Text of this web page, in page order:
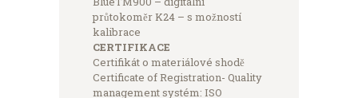
průtokoměr K24 – s možností
kalibrace
CERTIFIKACE
Certifikát o materiálové shodě
Certificate of Registration- Quality
management systém: ISO